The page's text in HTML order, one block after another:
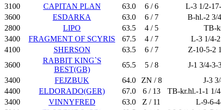
3100 CAPITAN PLAN 63.0 6 / 6 L-3 1/2-
3600 ESDARKA 63.0 6 / 7 B-hl.-2 3/
2800 LIPO 63.5 4 / 5 TB-
3400 FRAGMENT OF SCYRIS 67.5 4 / 7 L-3 1/4-
4100 SHERSON 63.5 6 / 7 Z-10-5-2
3600
RABBIT KING`S
BEST(GB)
65.5 5 / 8 J-1 3/4-3-
3400 FEJZBUK 64.0 ZN / 8 J-3
4400 ELDORADO(GER) 67.0 6 / 13 TB-kr.hl.-1-1 1/
3400 VINNYFRED 63.0 Z / 11 L-9-6-